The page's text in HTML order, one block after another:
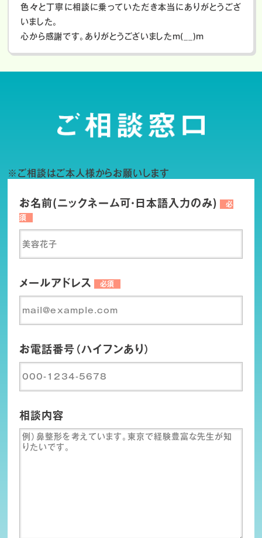
色々と丁寧に相談に乗っていただき本当にありがとうござ
いました。
心から感謝です。ありがとうございましたm(__)m
※ご相談はご本人様からお願いします
お名前(ニックネーム可・日本語入力のみ)
必
須
メールアドレス 必須
お電話番号（ハイフンあり）
相談内容